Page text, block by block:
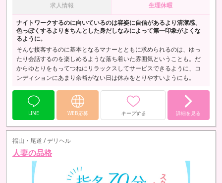
求人情報 生理休暇
ナイトワークするのに向いているのは容姿に自信があるより清潔感、
色っぽくするよりきちんとした身だしなみによって第一印象がよくな
るように。
そんな接客するのに基本となるマナーとともに求められるのは、ゆっ
たり会話するのを楽しめるような落ち着いた雰囲気ということも。だ
からゆとりをもってつねにリラックスしてサービスできるように、コ
ンディションにあまり余裕がない日は休みをとりやすいようにも。
LINE WEB応募 キープする 詳細を見る
福山・尾道 / デリヘル
人妻の品格